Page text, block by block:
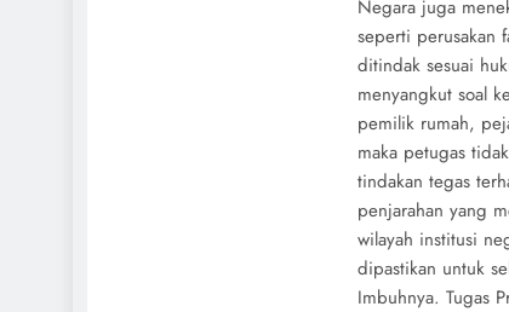
Negara juga
seperti perusakan
ditindak sesuai
menyangkut soal
pemilik rumah,
maka petugas
tindakan tegas
penjarahan yang
wilayah institusi
dipastikan untuk
Imbuhnya. Tugas